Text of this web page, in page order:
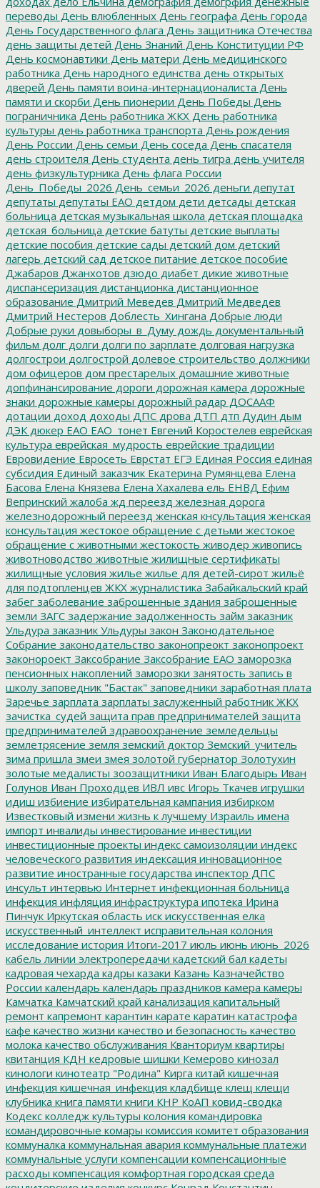
переводы День влюбленных День географа День города
День Государственного флага День защитника Отечества
день защиты детей День Знаний День Конституции РФ
День космонавтики День матери День медицинского
работника День народного единства день открытых
дверей День памяти воина-интернационалиста День
памяти и скорби День пионерии День Победы День
пограничника День работника ЖКХ День работника
культуры день работника транспорта День рождения
День России День семьи День соседа День спасателя
день строителя День студента день тигра день учителя
день физкультурника День флага России
День_Победы_2026 День_семьи_2026 деньги депутат
депутаты депутаты ЕАО детдом дети детсады детская
больница детская музыкальная школа детская площадка
детская_больница детские батуты детские выплаты
детские пособия детские сады детский дом детский
лагерь детский сад детское питание детское пособие
Джабаров Джанхотов дзюдо диабет дикие животные
диспансеризация дистанционка дистанционное
образование Дмитрий Меведев Дмитрий Медведев
Дмитрий Нестеров Доблесть_Хингана Добрые люди
Добрые руки довыборы_в_Думу дождь документальный
фильм долг долги долги по зарплате долговая нагрузка
долгострои долгострой долевое строительство должники
дом офицеров дом престарелых домашние животные
допфинансирование дороги дорожная камера дорожные
знаки дорожные камеры дорожный радар ДОСААФ
дотации доход доходы ДПС дрова ДТП дтп Дудин дым
ДЭК дюкер ЕАО ЕАО_тонет Евгений Коростелев еврейская
культура еврейская_мудрость еврейские традиции
Евровидение Евросеть Еврстат ЕГЭ Единая Россия единая
субсидия Единый заказчик Екатерина Румянцева Елена
Басова Елена Князева Елена Хахалева ель ЕНВД Ефим
Вепринский жалоба жд переезд железная дорога
железнодорожный переезд женская кнсультация женская
консультация жестокое обращение с детьми жестокое
обращение с животными жестокость живодер живопись
животноводство животные жилищные сертификаты
жилищные условия жилье жилье для детей-сирот жильё
для подтопленцев ЖКХ журналистика Забайкальский край
забег заболевание заброшенные здания заброшенные
земли ЗАГС задержание задолженность займ заказник
Ульдура заказник Ульдуры закон Законодательное
Собрание законодательство законопреокт законопроект
законороект Заксобрание Заксобрание ЕАО заморозка
пенсионных накоплений заморозки занятость запись в
школу заповедник "Бастак" заповедники заработная плата
Заречье зарплата зарплаты заслуженный работник ЖКХ
зачистка_судей защита прав предпринимателей защита
предпринимателей здравоохранение земледельцы
землетрясение земля земский доктор Земский_учитель
зима пришла змеи змея золотой губернатор Золотухин
золотые медалисты зоозащитники Иван Благодырь Иван
Голунов Иван Проходцев ИВЛ ивс Игорь Ткачев игрушки
идиш избиение избирательная кампания избирком
Известковый измени жизнь к лучшему Израиль имена
импорт инвалиды инвестирование инвестиции
инвестиционные проекты индекс самоизоляции индекс
человеческого развития индексация инновационное
развитие иностранные государства инспектор ДПС
инсульт интервью Интернет инфекционная больница
инфекция инфляция инфраструктура ипотека Ирина
Пинчук Иркутская область иск искусственная елка
искусственный_интеллект исправительная колония
исследование история Итоги-2017 июль июнь июнь_2026
кабель линии электропередачи кадетский бал кадеты
кадровая чехарда кадры казаки Казань Казначейство
России календарь календарь праздников камера камеры
Камчатка Камчатский край канализация капитальный
ремонт капремонт карантин карате каратин катастрофа
кафе качество жизни качество и безопасность качество
молока качество обслуживания Кванториум квартиры
квитанция КДН кедровые шишки Кемерово кинозал
кинологи кинотеатр "Родина" Кирга китай кишечная
инфекция кишечная_инфекция кладбище клещ клещи
клубника книга памяти книги КНР КоАП ковид-сводка
Кодекс колледж культуры колония командировка
командировочные комары комиссия комитет образования
коммуналка коммунальная авария коммунальные платежи
коммунальные услуги компенсации компенсационные
расходы компенсация комфортная городская среда